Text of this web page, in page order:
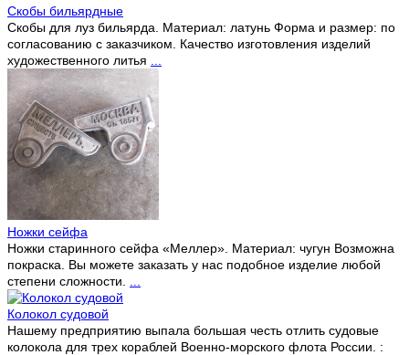
Скобы бильярдные
Скобы для луз бильярда. Материал: латунь Форма и размер: по
согласованию с заказчиком. Качество изготовления изделий
художественного литья
Ножки сейфа
Ножки старинного сейфа «Меллер». Материал: чугун Возможна
покраска. Вы можете заказать у нас подобное изделие любой
степени сложности.
Колокол судовой
Нашему предприятию выпала большая честь отлить судовые
колокола для трех кораблей Военно-морского флота России. :